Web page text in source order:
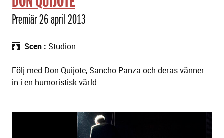
Premiär 26 april 2013
Scen Studion
Följ med Don Quijote, Sancho Panza och deras vänner
in i en humoristisk värld.